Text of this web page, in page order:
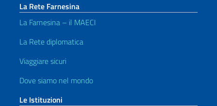
La Rete Farnesina
La Farnesina – il MAECI
La Rete diplomatica
Viaggiare sicuri
Dove siamo nel mondo
Le Istituzioni